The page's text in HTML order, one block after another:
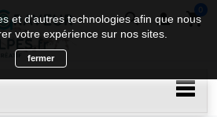
search  shopping_cart
0
et d'autres technologies afin que nous
votre expérience sur nos sites.
fermer